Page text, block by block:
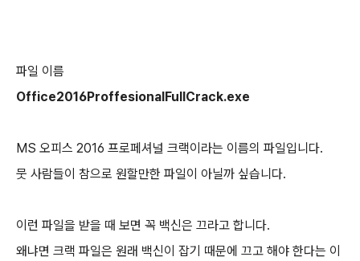
파일 이름
Office2016ProffesionalFullCrack.exe
MS 오피스 2016 프로페셔널 크랙이라는 이름의 파일입니다.
뭇 사람들이 참으로 원할만한 파일이 아닐까 싶습니다.
이런 파일을 받을 때 보면 꼭 백신은 끄라고 합니다.
왜냐면 크랙 파일은 원래 백신이 잡기 때문에 끄고 해야 한다는 이